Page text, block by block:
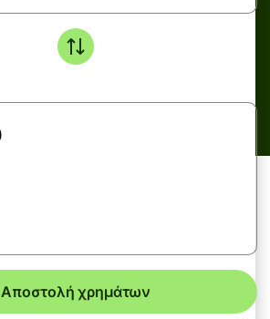
Αποστολή χρημάτων